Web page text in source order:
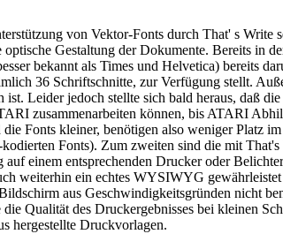
von Vektor-Fonts durch That' s Write
Gestaltung der Dokumente. Bereits in
bekannt als Times und Helvetica) bereits
36 Schriftschnitte, zur Verfügung stellt.
ist. Leider jedoch stellte sich bald heraus, daß
zusammenarbeiten können, bis ATARI
Fonts kleiner, benötigen also weniger Platz
Fonts). Zum zweiten sind die mit
einem entsprechenden Drucker oder
weiterhin ein echtes WYSIWYG
aus Geschwindigkeitsgründen nicht
Qualität des Druckergebnisses bei kleinen
hergestellte Druckvorlagen.